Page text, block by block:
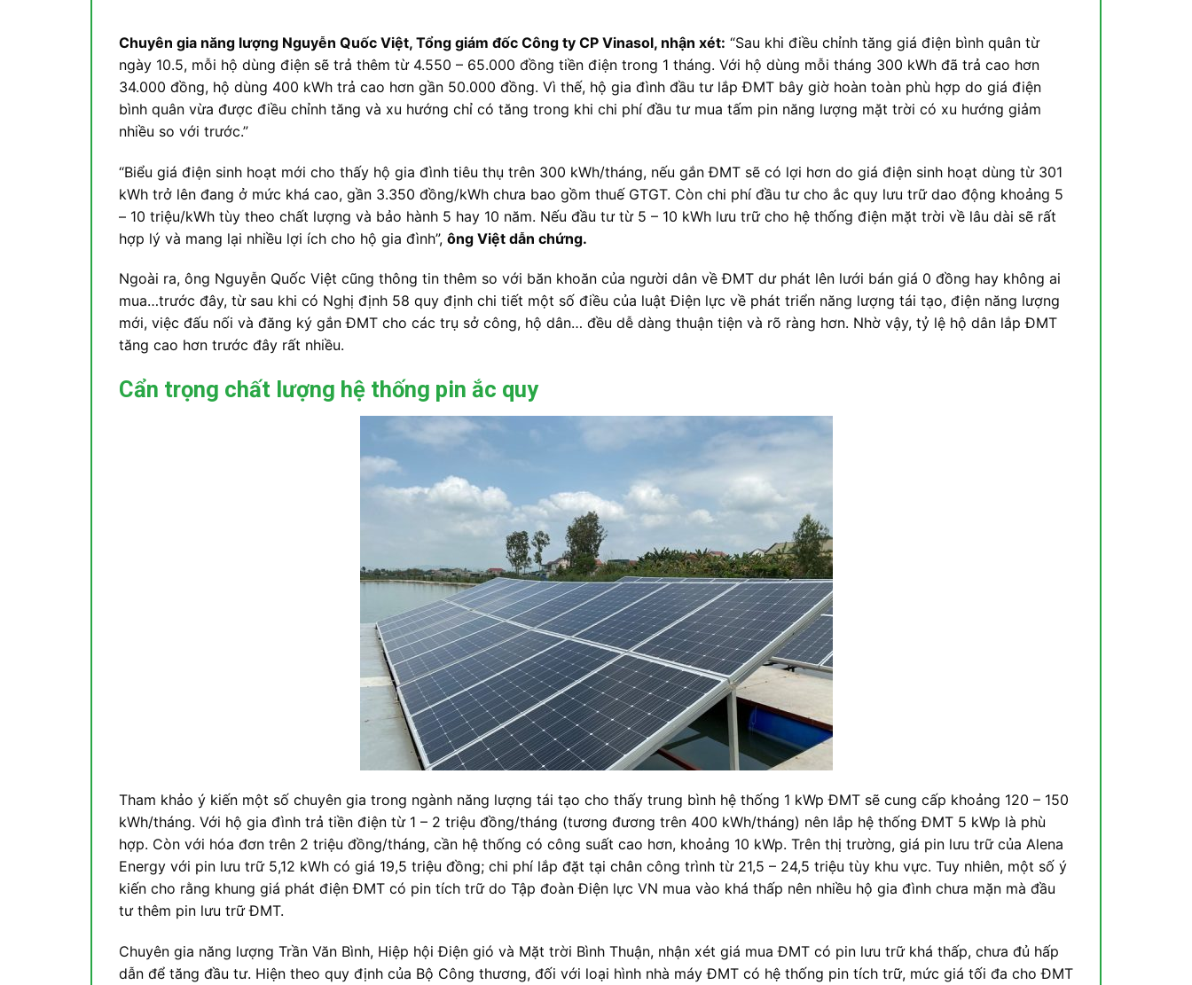
Chuyên gia năng lượng Nguyễn Quốc Việt, Tổng giám đốc Công ty CP Vinasol, nhận xét: “Sau khi điều chỉnh tăng giá điện bình quân từ
ngày 10.5, mỗi hộ dùng điện sẽ trả thêm từ 4.550 – 65.000 đồng tiền điện trong 1 tháng. Với hộ dùng mỗi tháng 300 kWh đã trả cao hơn
34.000 đồng, hộ dùng 400 kWh trả cao hơn gần 50.000 đồng. Vì thế, hộ gia đình đầu tư lắp ĐMT bây giờ hoàn toàn phù hợp do giá điện
bình quân vừa được điều chỉnh tăng và xu hướng chỉ có tăng trong khi chi phí đầu tư mua tấm pin năng lượng mặt trời có xu hướng giảm
nhiều so với trước.”
“Biểu giá điện sinh hoạt mới cho thấy hộ gia đình tiêu thụ trên 300 kWh/tháng, nếu gắn ĐMT sẽ có lợi hơn do giá điện sinh hoạt dùng từ 301
kWh trở lên đang ở mức khá cao, gần 3.350 đồng/kWh chưa bao gồm thuế GTGT. Còn chi phí đầu tư cho ắc quy lưu trữ dao động khoảng 5
– 10 triệu/kWh tùy theo chất lượng và bảo hành 5 hay 10 năm. Nếu đầu tư từ 5 – 10 kWh lưu trữ cho hệ thống điện mặt trời về lâu dài sẽ rất
hợp lý và mang lại nhiều lợi ích cho hộ gia đình”, ông Việt dẫn chứng.
Ngoài ra, ông Nguyễn Quốc Việt cũng thông tin thêm so với băn khoăn của người dân về ĐMT dư phát lên lưới bán giá 0 đồng hay không ai
mua…trước đây, từ sau khi có Nghị định 58 quy định chi tiết một số điều của luật Điện lực về phát triển năng lượng tái tạo, điện năng lượng
mới, việc đấu nối và đăng ký gắn ĐMT cho các trụ sở công, hộ dân… đều dễ dàng thuận tiện và rõ ràng hơn. Nhờ vậy, tỷ lệ hộ dân lắp ĐMT
tăng cao hơn trước đây rất nhiều.
Cẩn trọng chất lượng hệ thống pin ắc quy
Tham khảo ý kiến một số chuyên gia trong ngành năng lượng tái tạo cho thấy trung bình hệ thống 1 kWp ĐMT sẽ cung cấp khoảng 120 – 150
kWh/tháng. Với hộ gia đình trả tiền điện từ 1 – 2 triệu đồng/tháng (tương đương trên 400 kWh/tháng) nên lắp hệ thống ĐMT 5 kWp là phù
hợp. Còn với hóa đơn trên 2 triệu đồng/tháng, cần hệ thống có công suất cao hơn, khoảng 10 kWp. Trên thị trường, giá pin lưu trữ của Alena
Energy với pin lưu trữ 5,12 kWh có giá 19,5 triệu đồng; chi phí lắp đặt tại chân công trình từ 21,5 – 24,5 triệu tùy khu vực. Tuy nhiên, một số ý
kiến cho rằng khung giá phát điện ĐMT có pin tích trữ do Tập đoàn Điện lực VN mua vào khá thấp nên nhiều hộ gia đình chưa mặn mà đầu
tư thêm pin lưu trữ ĐMT.
Chuyên gia năng lượng Trần Văn Bình, Hiệp hội Điện gió và Mặt trời Bình Thuận, nhận xét giá mua ĐMT có pin lưu trữ khá thấp, chưa đủ hấp
dẫn để tăng đầu tư. Hiện theo quy định của Bộ Công thương, đối với loại hình nhà máy ĐMT có hệ thống pin tích trữ, mức giá tối đa cho ĐMT